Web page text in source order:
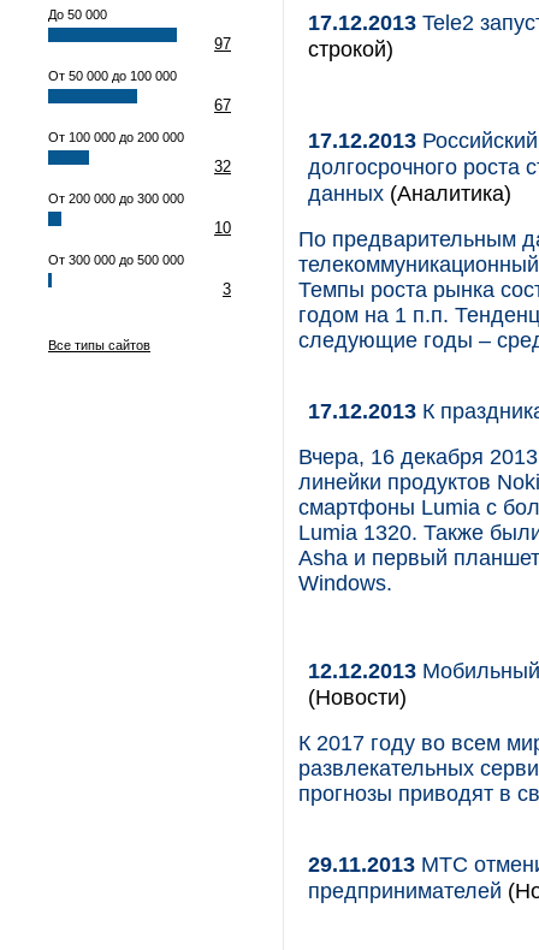
До 50 000
97
От 50 000 до 100 000
67
От 100 000 до 200 000
32
От 200 000 до 300 000
10
От 300 000 до 500 000
3
Все типы сайтов
17.12.2013 Tele2
строкой)
17.12.2013
долгосрочного роста
данных (Аналитика)
По предварительным
Темпы роста рынка
годом на 1 п.п.
следующие годы –
17.12.2013 К
Вчера, 16 декабря
линейки продуктов
смартфоны Lumia с
Lumia 1320. Также
Asha и первый
Windows.
12.12.2013 Мобильный
(Новости)
К 2017 году во всем
развлекательных
прогнозы приводят в
29.11.2013 МТС
предпринимателей